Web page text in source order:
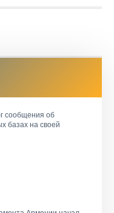
сообщения об
базах на своей